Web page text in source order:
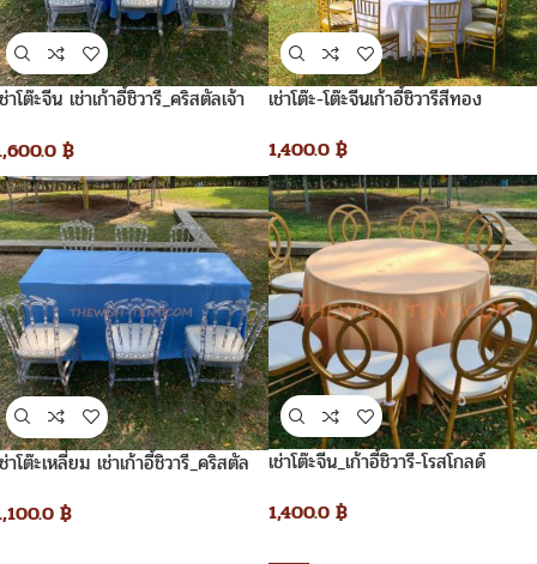
เช่าโต๊ะ-โต๊ะจีนเก้าอี้ชิวารีสีทอง
1,400.0 ฿
าโต๊ะจีน เช่าเก้าอี้ชิวารี_คริสตัลเจ้า
฿
เช่าโต๊ะจีน_เก้าอี้ชิวารี-โรสโกลด์
1,400.0 ฿
าโต๊ะเหลี่ยม เช่าเก้าอี้ชิวารี_คริสตัล
฿